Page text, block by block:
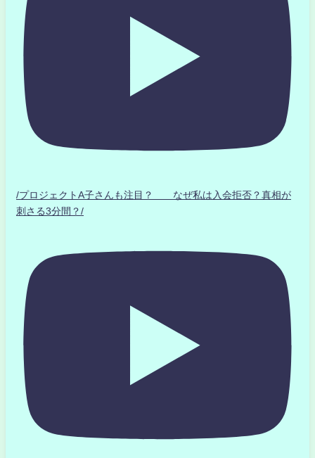
/プロジェクトA子さんも注目？ なぜ私は入会拒否？真相が
刺さる3分間？/